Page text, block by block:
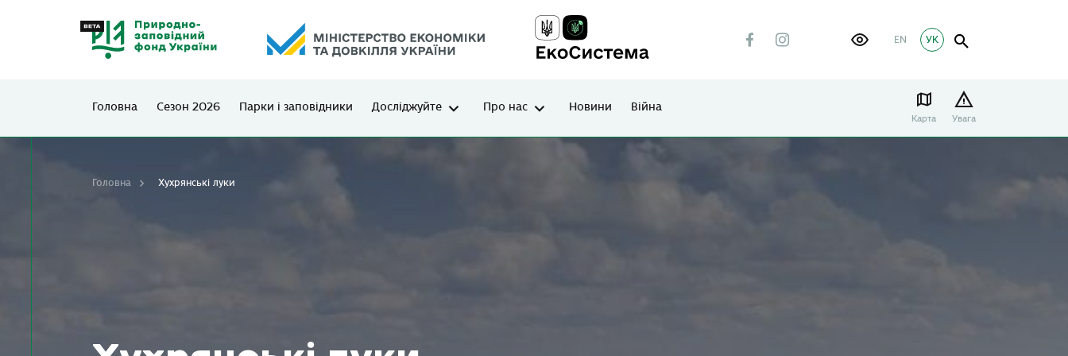
УК
EN
Головна Сезон 2026 Парки і заповідники Досліджуйте Про нас Новини Війна
Карта Увага
Головна Хухрянські луки